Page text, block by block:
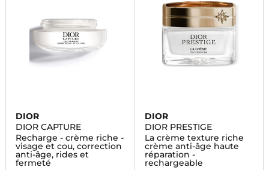
DIOR
DIOR CAPTURE
Recharge - crème riche -
visage et cou, correction
anti-âge, rides et
fermeté
DIOR
DIOR PRESTIGE
La crème texture riche
crème anti-âge haute
réparation -
rechargeable